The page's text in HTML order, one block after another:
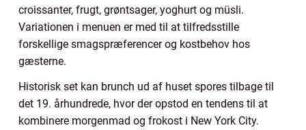
croissanter, frugt, grøntsager, yoghurt og müsli.
Variationen i menuen er med til at tilfredsstille
forskellige smagspræferencer og kostbehov hos
gæsterne.
Historisk set kan brunch ud af huset spores tilbage til
det 19. århundrede, hvor der opstod en tendens til at
kombinere morgenmad og frokost i New York City.